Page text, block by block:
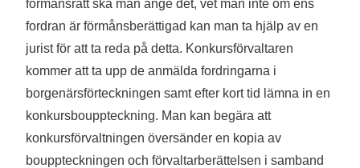
förmånsrätt ska man ange det, vet man inte om ens
fordran är förmånsberättigad kan man ta hjälp av en
jurist för att ta reda på detta. Konkursförvaltaren
kommer att ta upp de anmälda fordringarna i
borgenärsförteckningen samt efter kort tid lämna in en
konkursbouppteckning. Man kan begära att
konkursförvaltningen översänder en kopia av
bouppteckningen och förvaltarberättelsen i samband